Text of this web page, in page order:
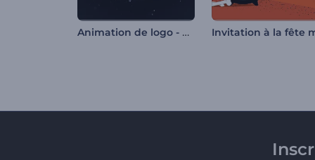
Animation de logo - Sphère d'eau tourbillonnante